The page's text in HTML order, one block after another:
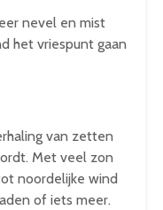
nevel en mist
het vriespunt gaan
van zetten
Met veel zon
noordelijke wind
of iets meer.